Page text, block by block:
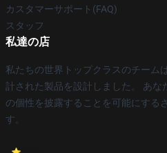
カスタマーサポート(FAQ)
スタッフ
私達の店
私たちの世界トップクラスのチーム
計された製品を設計しました。 あな
の個性を披露することを可能にする
す。